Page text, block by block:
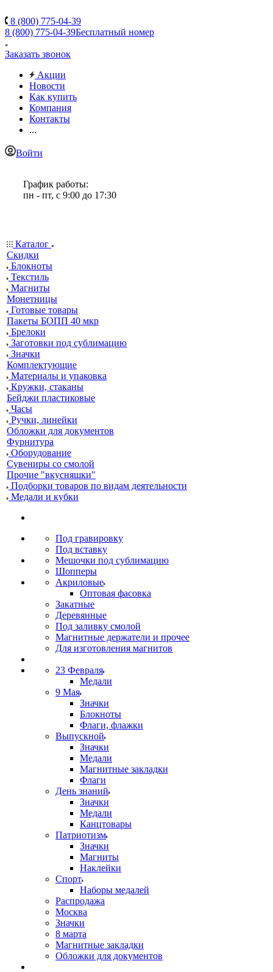
8 (800) 775-04-39
8 (800) 775-04-39Бесплатный номер
Заказать звонок
Акции
Новости
Как купить
Компания
Контакты
...
Войти
График работы:
пн - пт, с 9:00 до 17:30
Каталог
Скидки
Блокноты
Текстиль
Магниты
Монетницы
Готовые товары
Пакеты БОПП 40 мкр
Брелоки
Заготовки под сублимацию
Значки
Комплектующие
Материалы и упаковка
Кружки, стаканы
Бейджи пластиковые
Часы
Ручки, линейки
Обложки для документов
Фурнитура
Оборудование
Сувениры со смолой
Прочие "вкусняшки"
Подборки товаров по видам деятельности
Медали и кубки
Под гравировку
Под вставку
Мешочки под сублимацию
Шопперы
Акриловые
Оптовая фасовка
Закатные
Деревянные
Под заливку смолой
Магнитные держатели и прочее
Для изготовления магнитов
23 Февраля
Медали
9 Мая
Значки
Блокноты
Флаги, флажки
Выпускной
Значки
Медали
Магнитные закладки
Флаги
День знаний
Значки
Медали
Канцтовары
Патриотизм
Значки
Магниты
Наклейки
Спорт
Наборы медалей
Распродажа
Москва
Значки
8 марта
Магнитные закладки
Обложки для документов